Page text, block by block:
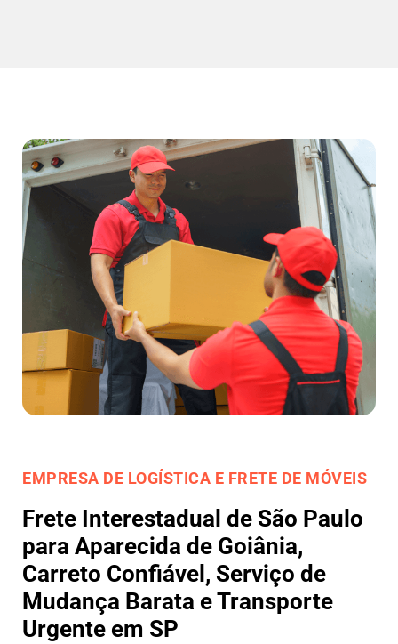
EMPRESA DE LOGÍSTICA E FRETE DE MÓVEIS
Frete Interestadual de São Paulo
para Aparecida de Goiânia,
Carreto Confiável, Serviço de
Mudança Barata e Transporte
Urgente em SP